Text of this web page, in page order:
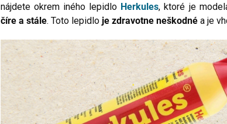
nájdete okrem iného lepidlo Herkules, ktoré je
číre a stále. Toto lepidlo je zdravotne neškodné a je